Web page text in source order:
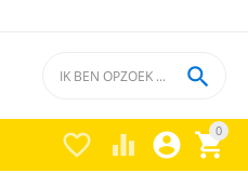
0


 
